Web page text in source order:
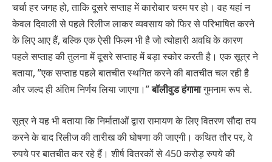
चर्चा हर जगह हो, ताकि दूसरे सप्ताह में कारोबार चरम पर हो। वह यहां न
केवल दिवाली से पहले रिलीज लाकर व्यवसाय को फिर से परिभाषित करने
के लिए आए हैं, बल्कि एक ऐसी फिल्म भी है जो त्योहारी अवधि के कारण
पहले सप्ताह की तुलना में दूसरे सप्ताह में बड़ा स्कोर करती है। एक सूत्र ने
बताया, ”एक सप्ताह पहले बातचीत स्थगित करने की बातचीत चल रही है
और जल्द ही अंतिम निर्णय लिया जाएगा।”बॉलीवुड हंगामागुमनाम रूप से.
सूत्र ने यह भी बताया कि निर्माताओं द्वारा रामायण के लिए वितरण सौदा तय
करने के बाद रिलीज की तारीख की घोषणा की जाएगी। कथित तौर पर, वे
रुपये पर बातचीत कर रहे हैं। शीर्ष वितरकों से 450 करोड़ रुपये की